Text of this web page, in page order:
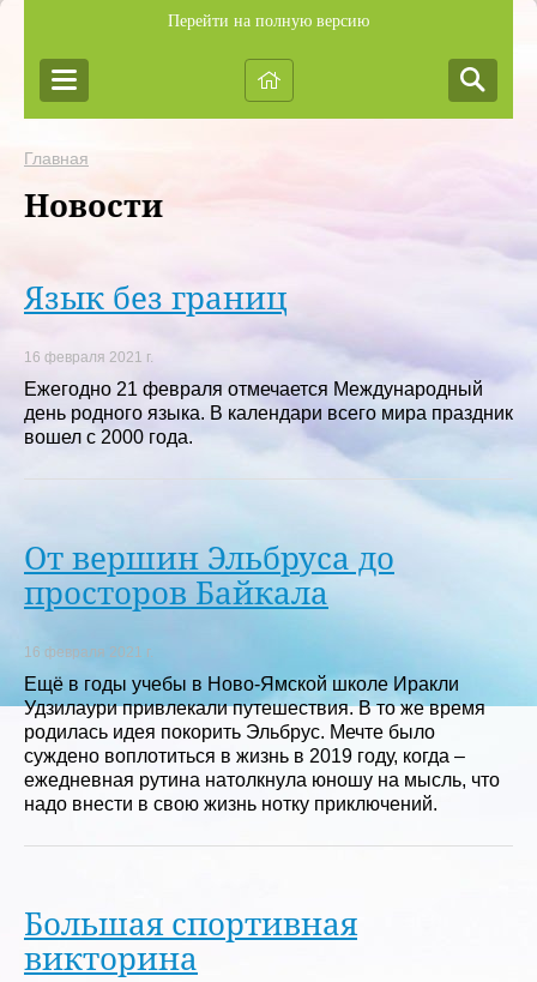
Перейти на полную версию
Главная
Новости
Язык без границ
16 февраля 2021 г.
Ежегодно 21 февраля отмечается Международный
день родного языка. В календари всего мира праздник
вошел с 2000 года.
От вершин Эльбруса до
просторов Байкала
16 февраля 2021 г.
Ещё в годы учебы в Ново-Ямской школе Иракли
Удзилаури привлекали путешествия. В то же время
родилась идея покорить Эльбрус. Мечте было
суждено воплотиться в жизнь в 2019 году, когда –
ежедневная рутина натолкнула юношу на мысль, что
надо внести в свою жизнь нотку приключений.
Большая спортивная
викторина